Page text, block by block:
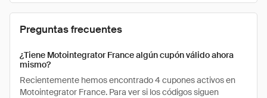
Preguntas frecuentes
¿Tiene Motointegrator France algún cupón válido ahora
mismo?
Recientemente hemos encontrado 4 cupones activos en
Motointegrator France. Para ver si los códigos siguen